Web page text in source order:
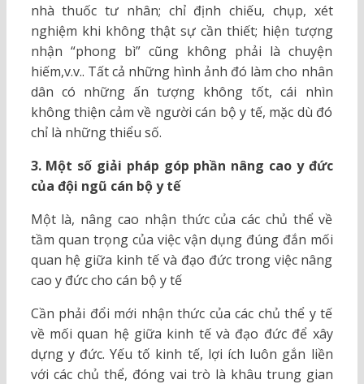
nhà thuốc tư nhân; chỉ định chiếu, chụp, xét
nghiệm khi không thật sự cần thiết; hiện tượng
nhận “phong bì” cũng không phải là chuyện
hiếm,v.v.. Tất cả những hình ảnh đó làm cho nhân
dân có những ấn tượng không tốt, cái nhìn
không thiện cảm về người cán bộ y tế, mặc dù đó
chỉ là những thiểu số.
3. Một số giải pháp góp phần nâng cao y đức
của đội ngũ cán bộ y tế
Một là, nâng cao nhận thức của các chủ thể về
tầm quan trọng của việc vận dụng đúng đắn mối
quan hệ giữa kinh tế và đạo đức trong việc nâng
cao y đức cho cán bộ y tế
Cần phải đổi mới nhận thức của các chủ thể y tế
về mối quan hệ giữa kinh tế và đạo đức để xây
dựng y đức. Yếu tố kinh tế, lợi ích luôn gắn liền
với các chủ thể, đóng vai trò là khâu trung gian